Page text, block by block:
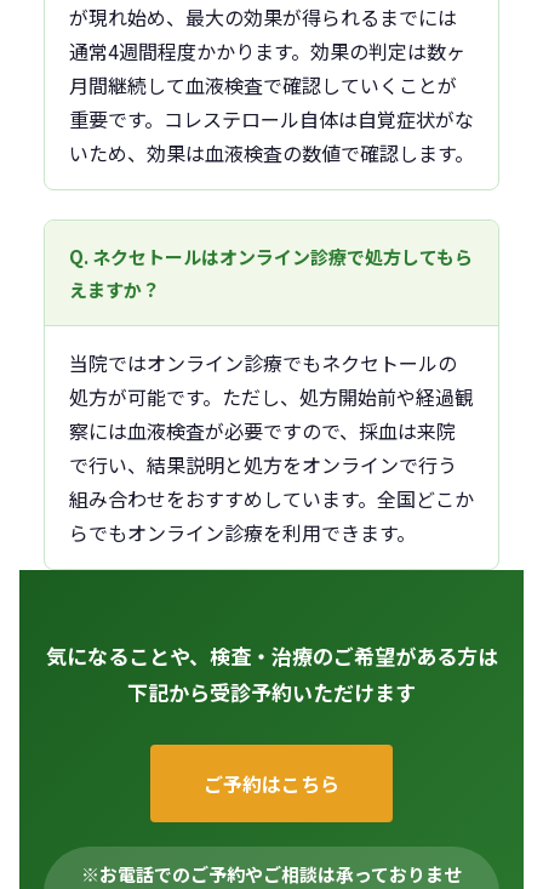
が現れ始め、最大の効果が得られるまでには
通常4週間程度かかります。効果の判定は数ヶ
月間継続して血液検査で確認していくことが
重要です。コレステロール自体は自覚症状がな
いため、効果は血液検査の数値で確認します。
Q. ネクセトールはオンライン診療で処方してもら
えますか？
当院ではオンライン診療でもネクセトールの
処方が可能です。ただし、処方開始前や経過観
察には血液検査が必要ですので、採血は来院
で行い、結果説明と処方をオンラインで行う
組み合わせをおすすめしています。全国どこか
らでもオンライン診療を利用できます。
気になることや、検査・治療のご希望がある方は
下記から受診予約いただけます
ご予約はこちら
※お電話でのご予約やご相談は承っておりませ